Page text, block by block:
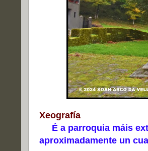
Xeografía
É a parroquia máis
aproximadamente un